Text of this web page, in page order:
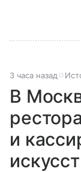
3 часа назад
В
и